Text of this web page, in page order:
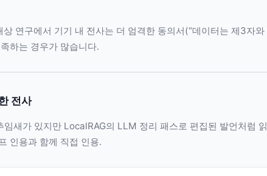
상 연구에서 기기 내 전사는 더 엄격한 동의서(“데이터는 제3자와
하는 경우가 많습니다.
전사
새가 있지만 LocalRAG의 LLM 정리 패스로 편집된 발언처럼 읽
인용과 함께 직접 인용.